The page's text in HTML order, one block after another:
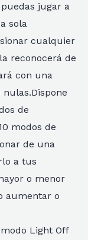
jugar a
sola
cualquier
reconocerá de
con una
de
modos de
de una
a tus
o menor
aumentar o
Light Off